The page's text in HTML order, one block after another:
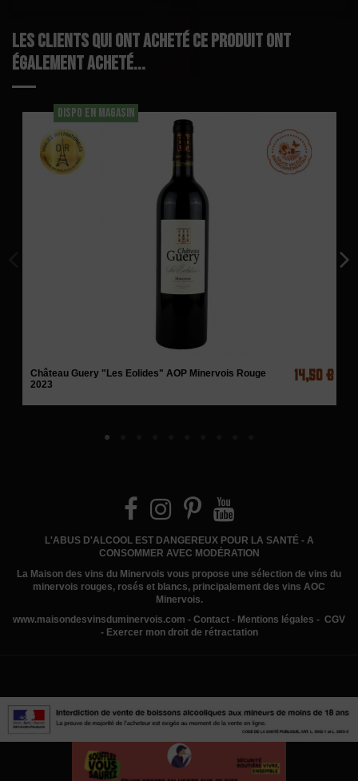
Les clients qui ont acheté ce produit ont
également acheté...
DISPO EN MAGASIN
Château Guery "Les Eolides" AOP Minervois Rouge
2023
14,50 €
L'ABUS D'ALCOOL EST DANGEREUX POUR LA SANTÉ - A
CONSOMMER AVEC MODÉRATION
La Maison des vins du Minervois vous propose une sélection de vins du
minervois rouges, rosés et blancs, principalement des vins AOC
Minervois.
www.maisondesvinsduminervois.com - Contact - Mentions légales - CGV
- Exercer mon droit de rétractation